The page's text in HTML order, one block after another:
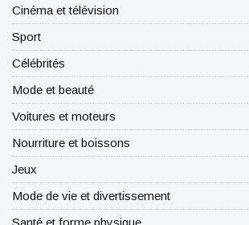
Cinéma et télévision
Sport
Célébrités
Mode et beauté
Voitures et moteurs
Nourriture et boissons
Jeux
Mode de vie et divertissement
Santé et forme physique